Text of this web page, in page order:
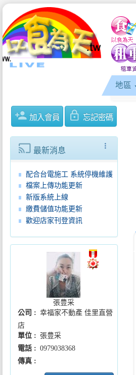
地區
person_add 加入會員 lock_outline 忘記密碼
more_vert
cast 最新消息
配合台電施工 系統停機維護
檔案上傳功能更新
新版系統上線
繳費儲值功能更新
歡迎店家刊登資訊
張豊采
公司
幸福家不動產 佳里直營
店
單位
張豊采
電話
0979038368
傳真